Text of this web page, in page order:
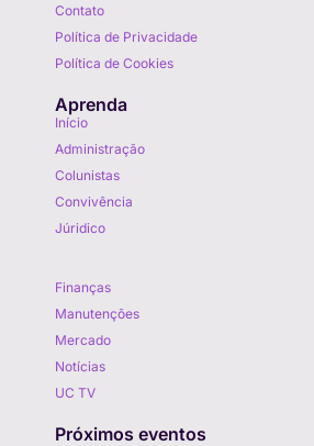
Contato
Política de Privacidade
Política de Cookies
Aprenda
Início
Administração
Colunistas
Convivência
Júridico
Finanças
Manutenções
Mercado
Notícias
UC TV
Próximos eventos